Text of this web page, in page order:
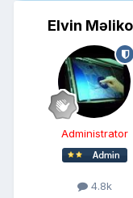
Elvin
Administrator
4.8k